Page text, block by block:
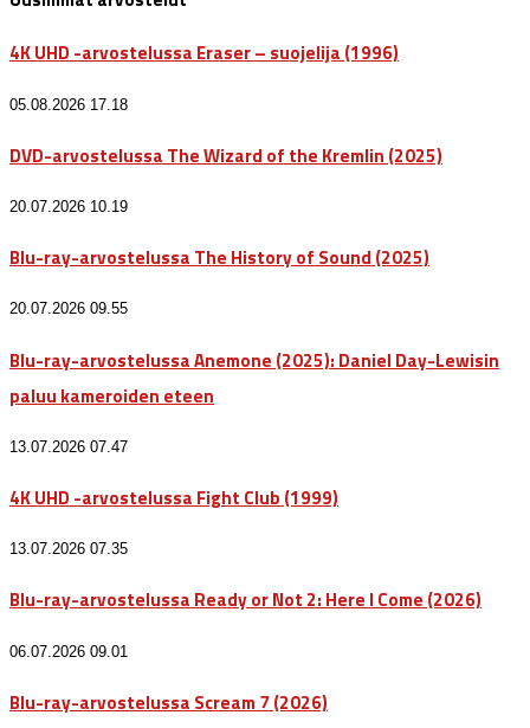
4K UHD -arvostelussa Eraser – suojelija (1996)
05.08.2026 17.18
DVD-arvostelussa The Wizard of the Kremlin (2025)
20.07.2026 10.19
Blu-ray-arvostelussa The History of Sound (2025)
20.07.2026 09.55
Blu-ray-arvostelussa Anemone (2025): Daniel Day-Lewisin
paluu kameroiden eteen
13.07.2026 07.47
4K UHD -arvostelussa Fight Club (1999)
13.07.2026 07.35
Blu-ray-arvostelussa Ready or Not 2: Here I Come (2026)
06.07.2026 09.01
Blu-ray-arvostelussa Scream 7 (2026)